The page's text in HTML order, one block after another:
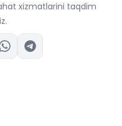
xizmatlarini taqdim